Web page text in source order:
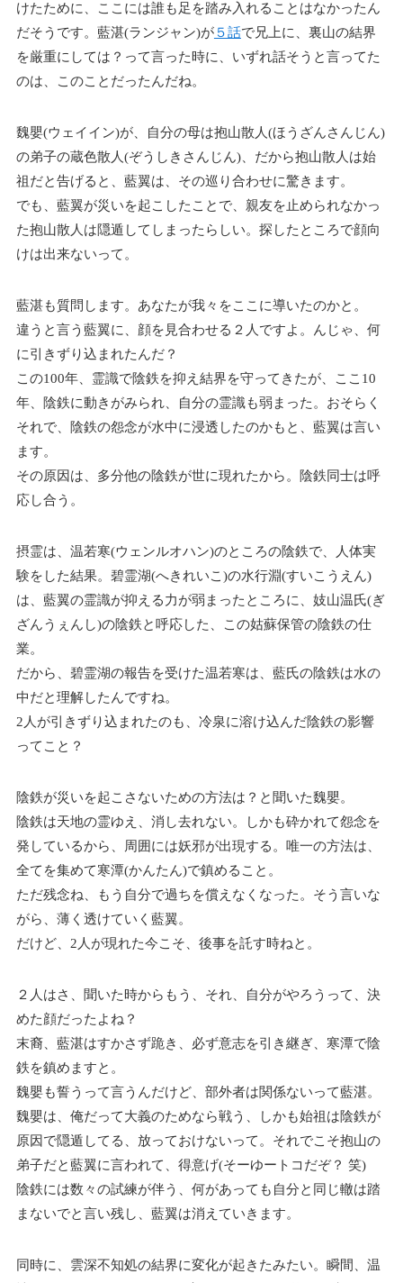
けたために、ここには誰も足を踏み入れることはなかったん
だそうです。藍湛(ランジャン)が５話で兄上に、裏山の結界
を厳重にしては？って言った時に、いずれ話そうと言ってた
のは、このことだったんだね。
魏嬰(ウェイイン)が、自分の母は抱山散人(ほうざんさんじん)
の弟子の蔵色散人(ぞうしきさんじん)、だから抱山散人は始
祖だと告げると、藍翼は、その巡り合わせに驚きます。
でも、藍翼が災いを起こしたことで、親友を止められなかっ
た抱山散人は隠遁してしまったらしい。探したところで顔向
けは出来ないって。
藍湛も質問します。あなたが我々をここに導いたのかと。
違うと言う藍翼に、顔を見合わせる２人ですよ。んじゃ、何
に引きずり込まれたんだ？
この100年、霊識で陰鉄を抑え結界を守ってきたが、ここ10
年、陰鉄に動きがみられ、自分の霊識も弱まった。おそらく
それで、陰鉄の怨念が水中に浸透したのかもと、藍翼は言い
ます。
その原因は、多分他の陰鉄が世に現れたから。陰鉄同士は呼
応し合う。
摂霊は、温若寒(ウェンルオハン)のところの陰鉄で、人体実
験をした結果。碧霊湖(へきれいこ)の水行淵(すいこうえん)
は、藍翼の霊識が抑える力が弱まったところに、妓山温氏(ぎ
ざんうぇんし)の陰鉄と呼応した、この姑蘇保管の陰鉄の仕
業。
だから、碧霊湖の報告を受けた温若寒は、藍氏の陰鉄は水の
中だと理解したんですね。
2人が引きずり込まれたのも、冷泉に溶け込んだ陰鉄の影響
ってこと？
陰鉄が災いを起こさないための方法は？と聞いた魏嬰。
陰鉄は天地の霊ゆえ、消し去れない。しかも砕かれて怨念を
発しているから、周囲には妖邪が出現する。唯一の方法は、
全てを集めて寒潭(かんたん)で鎮めること。
ただ残念ね、もう自分で過ちを償えなくなった。そう言いな
がら、薄く透けていく藍翼。
だけど、2人が現れた今こそ、後事を託す時ねと。
２人はさ、聞いた時からもう、それ、自分がやろうって、決
めた顔だったよね？
末裔、藍湛はすかさず跪き、必ず意志を引き継ぎ、寒潭で陰
鉄を鎮めますと。
魏嬰も誓うって言うんだけど、部外者は関係ないって藍湛。
魏嬰は、俺だって大義のためなら戦う、しかも始祖は陰鉄が
原因で隠遁してる、放っておけないって。それでこそ抱山の
弟子だと藍翼に言われて、得意げ(そーゆートコだぞ？ 笑)
陰鉄には数々の試練が伴う、何があっても自分と同じ轍は踏
まないでと言い残し、藍翼は消えていきます。
同時に、雲深不知処の結界に変化が起きたみたい。瞬間、温